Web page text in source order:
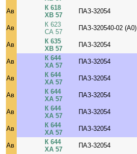
Ав
К 618
ХВ 57
ПАЗ-32054
Ав
К 623
СА 57
ПАЗ-320540-02 (A0)
Ав
К 635
ХВ 57
ПАЗ-32054
Ав
К 644
ХА 57
ПАЗ-32054
Ав
К 644
ХА 57
ПАЗ-32054
Ав
К 644
ХА 57
ПАЗ-32054
Ав
К 644
ХА 57
ПАЗ-32054
Ав
К 644
ХА 57
ПАЗ-32054
Ав
К 644
ХА 57
ПАЗ-32054